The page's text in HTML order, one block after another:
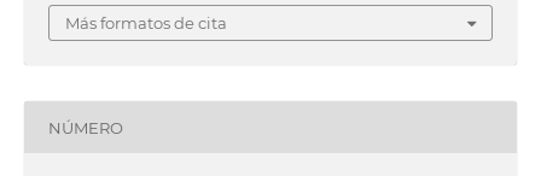
Más formatos de cita
NÚMERO